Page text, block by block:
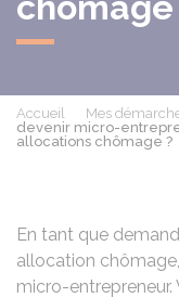
Accueil Mes
devenir micro-
allocations chômage ?
En tant que
allocation
micro-